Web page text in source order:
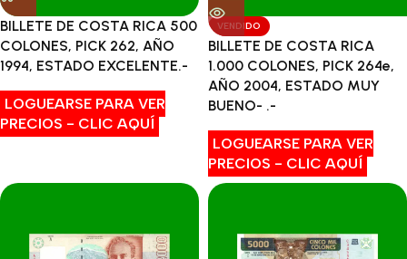
BILLETE DE COSTA RICA 500
COLONES, PICK 262, AÑO
1994, ESTADO EXCELENTE.-
LOGUEARSE PARA VER
PRECIOS - CLIC AQUÍ
VENDIDO
BILLETE DE COSTA RICA
1.000 COLONES, PICK 264e,
AÑO 2004, ESTADO MUY
BUENO- .-
LOGUEARSE PARA VER
PRECIOS - CLIC AQUÍ